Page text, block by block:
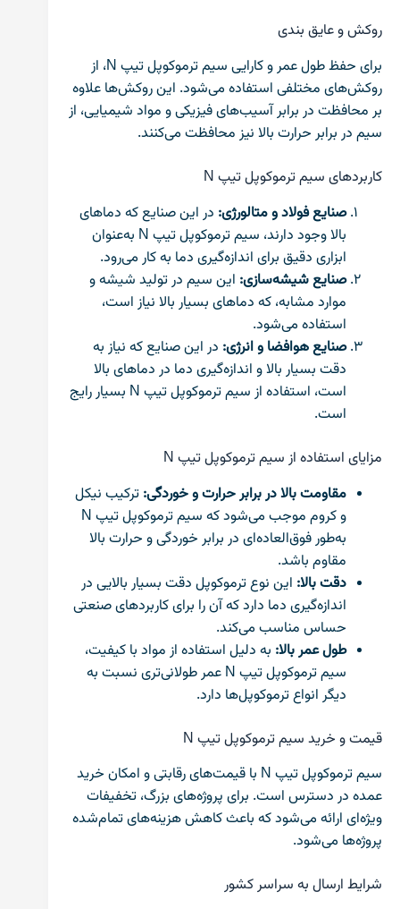
روکش و عایق بندی
برای حفظ طول عمر و کارایی سیم ترموکوپل تیپ N، از
روکش‌های مختلفی استفاده می‌شود. این روکش‌ها علاوه
بر محافظت در برابر آسیب‌های فیزیکی و مواد شیمیایی، از
سیم در برابر حرارت بالا نیز محافظت می‌کنند.
کاربردهای سیم ترموکوپل تیپ N
صنایع فولاد و متالورژی: در این صنایع که دماهای
بالا وجود دارند، سیم ترموکوپل تیپ N به‌عنوان
ابزاری دقیق برای اندازه‌گیری دما به کار می‌رود.
صنایع شیشه‌سازی: این سیم در تولید شیشه و
موارد مشابه، که دماهای بسیار بالا نیاز است،
استفاده می‌شود.
صنایع هوافضا و انرژی: در این صنایع که نیاز به
دقت بسیار بالا و اندازه‌گیری دما در دماهای بالا
است، استفاده از سیم ترموکوپل تیپ N بسیار رایج
است.
مزایای استفاده از سیم ترموکوپل تیپ N
مقاومت بالا در برابر حرارت و خوردگی: ترکیب نیکل
و کروم موجب می‌شود که سیم ترموکوپل تیپ N
به‌طور فوق‌العاده‌ای در برابر خوردگی و حرارت بالا
مقاوم باشد.
دقت بالا: این نوع ترموکوپل دقت بسیار بالایی در
اندازه‌گیری دما دارد که آن را برای کاربردهای صنعتی
حساس مناسب می‌کند.
طول عمر بالا: به دلیل استفاده از مواد با کیفیت،
سیم ترموکوپل تیپ N عمر طولانی‌تری نسبت به
دیگر انواع ترموکوپل‌ها دارد.
قیمت و خرید سیم ترموکوپل تیپ N
سیم ترموکوپل تیپ N با قیمت‌های رقابتی و امکان خرید
عمده در دسترس است. برای پروژه‌های بزرگ، تخفیفات
ویژه‌ای ارائه می‌شود که باعث کاهش هزینه‌های تمام‌شده
پروژه‌ها می‌شود.
شرایط ارسال به سراسر کشور